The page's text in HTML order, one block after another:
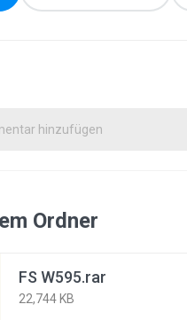
hinzufügen
Ordner
FS W595.rar
22,744 KB